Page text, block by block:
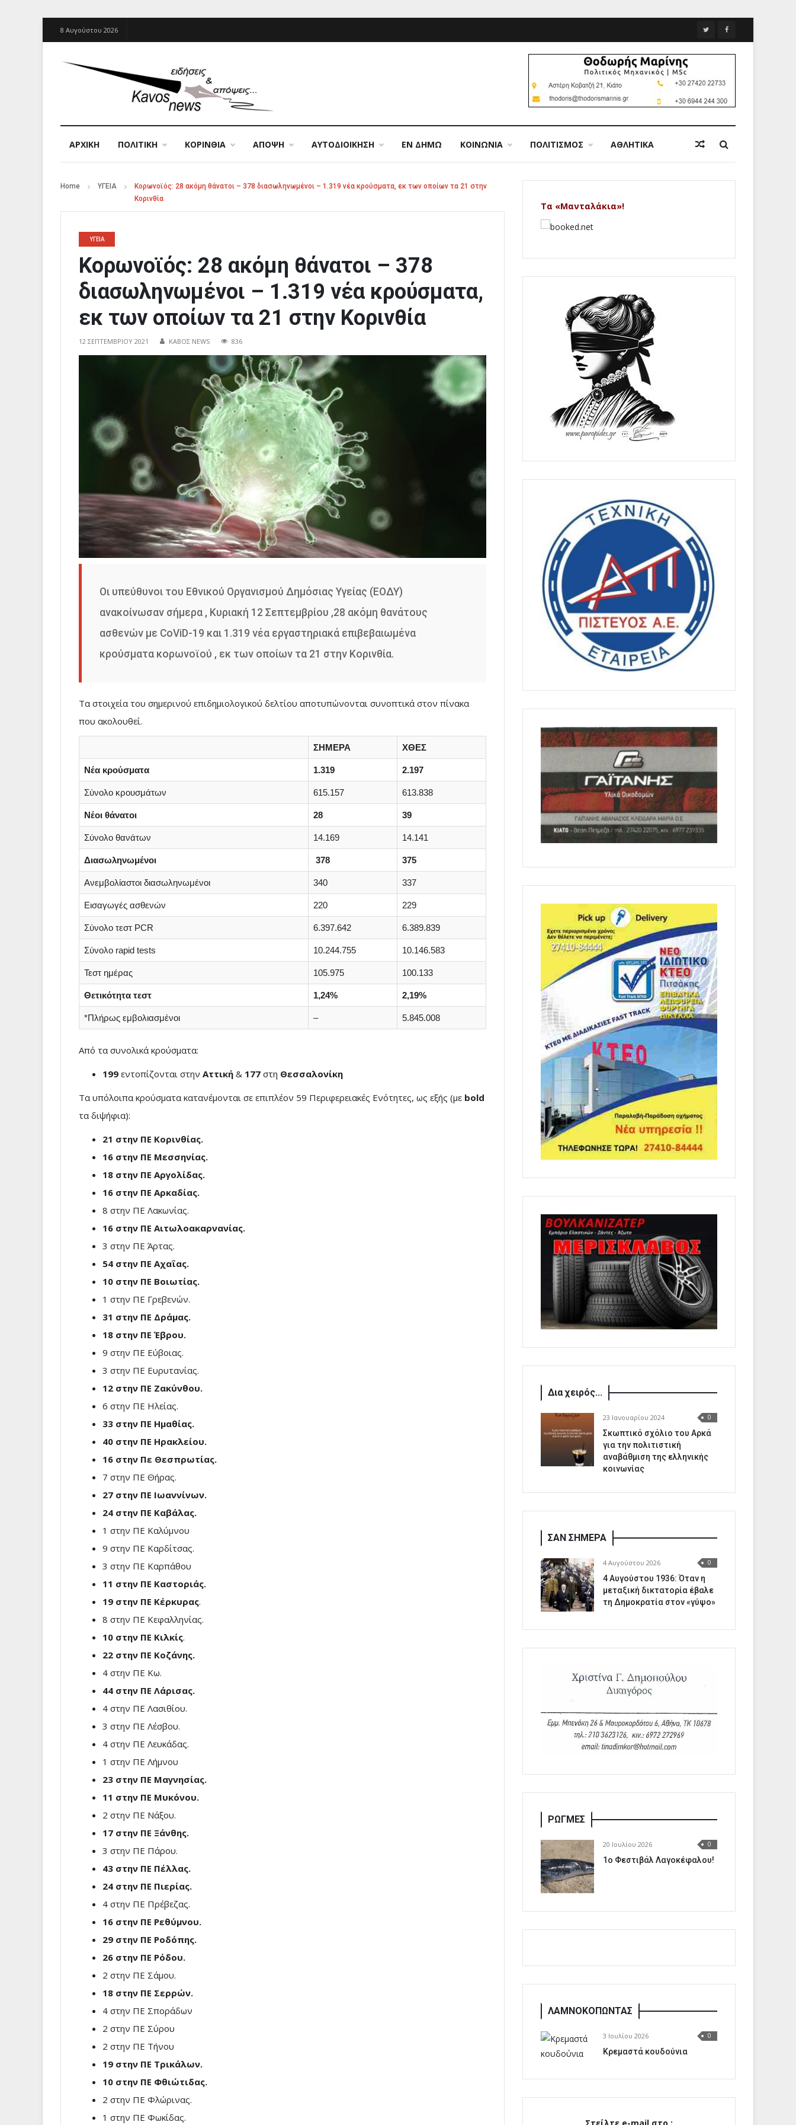
8 Αυγούστου 2026
ΑΡΧΙΚΉ ΠΟΛΙΤΙΚΗ ΚΟΡΙΝΘΙΑ ΑΠΟΨΗ ΑΥΤΟΔΙΟΙΚΗΣΗ ΕΝ ΔΗΜΩ ΚΟΙΝΩΝΙΑ ΠΟΛΙΤΙΣΜΟΣ ΑΘΛΗΤΙΚΑ
Home ΥΓΕΙΑ
Κορωνοϊός: 28 ακόμη θάνατοι – 378 διασωληνωμένοι – 1.319 νέα κρούσματα, εκ των οποίων τα 21 στην
Κορινθία
ΥΓΕΙΑ
Κορωνοϊός: 28 ακόμη θάνατοι – 378
διασωληνωμένοι – 1.319 νέα κρούσματα,
εκ των οποίων τα 21 στην Κορινθία
12 ΣΕΠΤΕΜΒΡΊΟΥ 2021 ΚΑΒΟΣ NEWS 836
Οι υπεύθυνοι του Εθνικού Οργανισμού Δημόσιας Υγείας (ΕΟΔΥ)
ανακοίνωσαν σήμερα , Κυριακή 12 Σεπτεμβρίου ,28 ακόμη θανάτους
ασθενών με CoViD-19 και 1.319 νέα εργαστηριακά επιβεβαιωμένα
κρούσματα κορωνοϊού , εκ των οποίων τα 21 στην Κορινθία.
Τα στοιχεία του σημερινού επιδημιολογικού δελτίου αποτυπώνονται συνοπτικά στον πίνακα
που ακολουθεί.
ΣΗΜΕΡΑ ΧΘΕΣ
Νέα κρούσματα 1.319 2.197
Σύνολο κρουσμάτων 615.157 613.838
Νέοι θάνατοι 28 39
Σύνολο θανάτων 14.169 14.141
Διασωληνωμένοι 378 375
Ανεμβολίαστοι διασωληνωμένοι 340 337
Εισαγωγές ασθενών 220 229
Σύνολο τεστ PCR 6.397.642 6.389.839
Σύνολο rapid tests 10.244.755 10.146.583
Τεστ ημέρας 105.975 100.133
Θετικότητα τεστ 1,24% 2,19%
*Πλήρως εμβολιασμένοι – 5.845.008
Από τα συνολικά κρούσματα:
199 εντοπίζονται στην Αττική & 177 στη Θεσσαλονίκη
Τα υπόλοιπα κρούσματα κατανέμονται σε επιπλέον 59 Περιφερειακές Ενότητες, ως εξής (με bold
τα διψήφια):
21 στην ΠΕ Κορινθίας.
16 στην ΠΕ Μεσσηνίας.
18 στην ΠΕ Αργολίδας.
16 στην ΠΕ Αρκαδίας.
8 στην ΠΕ Λακωνίας.
16 στην ΠΕ Αιτωλοακαρνανίας.
3 στην ΠΕ Άρτας.
54 στην ΠΕ Αχαΐας.
10 στην ΠΕ Βοιωτίας.
1 στην ΠΕ Γρεβενών.
31 στην ΠΕ Δράμας.
18 στην ΠΕ Έβρου.
9 στην ΠΕ Εύβοιας.
3 στην ΠΕ Ευρυτανίας.
12 στην ΠΕ Ζακύνθου.
6 στην ΠΕ Ηλείας.
33 στην ΠΕ Ημαθίας.
40 στην ΠΕ Ηρακλείου.
16 στην Πε Θεσπρωτίας.
7 στην ΠΕ Θήρας.
27 στην ΠΕ Ιωαννίνων.
24 στην ΠΕ Καβάλας.
1 στην ΠΕ Καλύμνου
9 στην ΠΕ Καρδίτσας.
3 στην ΠΕ Καρπάθου
11 στην ΠΕ Καστοριάς.
19 στην ΠΕ Κέρκυρας.
8 στην ΠΕ Κεφαλληνίας.
10 στην ΠΕ Κιλκίς.
22 στην ΠΕ Κοζάνης.
4 στην ΠΕ Κω.
44 στην ΠΕ Λάρισας.
4 στην ΠΕ Λασιθίου.
3 στην ΠΕ Λέσβου.
4 στην ΠΕ Λευκάδας.
1 στην ΠΕ Λήμνου
23 στην ΠΕ Μαγνησίας.
11 στην ΠΕ Μυκόνου.
2 στην ΠΕ Νάξου.
17 στην ΠΕ Ξάνθης.
3 στην ΠΕ Πάρου.
43 στην ΠΕ Πέλλας.
24 στην ΠΕ Πιερίας.
4 στην ΠΕ Πρέβεζας.
16 στην ΠΕ Ρεθύμνου.
29 στην ΠΕ Ροδόπης.
26 στην ΠΕ Ρόδου.
2 στην ΠΕ Σάμου.
18 στην ΠΕ Σερρών.
4 στην ΠΕ Σποράδων
2 στην ΠΕ Σύρου
2 στην ΠΕ Τήνου
19 στην ΠΕ Τρικάλων.
10 στην ΠΕ Φθιώτιδας.
2 στην ΠΕ Φλώρινας.
1 στην ΠΕ Φωκίδας.
Τα «Μανταλάκια»!
Δια χειρός...
23 Ιανουαρίου 2024 0
Σκωπτικό σχόλιο του Αρκά
για την πολιτιστική
αναβάθμιση της ελληνικής
κοινωνίας
ΣΑΝ ΣΗΜΕΡΑ
4 Αυγούστου 2026 0
4 Αυγούστου 1936: Όταν η
μεταξική δικτατορία έβαλε
τη Δημοκρατία στον «γύψο»
ΡΩΓΜΕΣ
20 Ιουλίου 2026 0
1o Φεστιβάλ Λαγοκέφαλου!
ΛΑΜΝΟΚΟΠΩΝΤΑΣ
3 Ιουλίου 2026 0
Κρεμαστά κουδούνια